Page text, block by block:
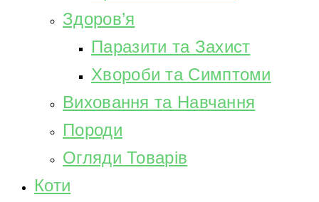
Здоров’я
Паразити та Захист
Хвороби та Симптоми
Виховання та Навчання
Породи
Огляди Товарів
Коти